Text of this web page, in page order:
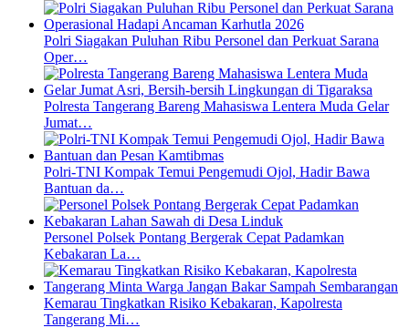
Polri Siagakan Puluhan Ribu Personel dan Perkuat Sarana
Oper…
Polresta Tangerang Bareng Mahasiswa Lentera Muda Gelar
Jumat…
Polri-TNI Kompak Temui Pengemudi Ojol, Hadir Bawa
Bantuan da…
Personel Polsek Pontang Bergerak Cepat Padamkan
Kebakaran La…
Kemarau Tingkatkan Risiko Kebakaran, Kapolresta
Tangerang Mi…